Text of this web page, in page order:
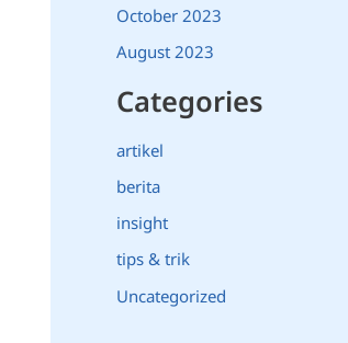
October 2023
August 2023
Categories
artikel
berita
insight
tips & trik
Uncategorized